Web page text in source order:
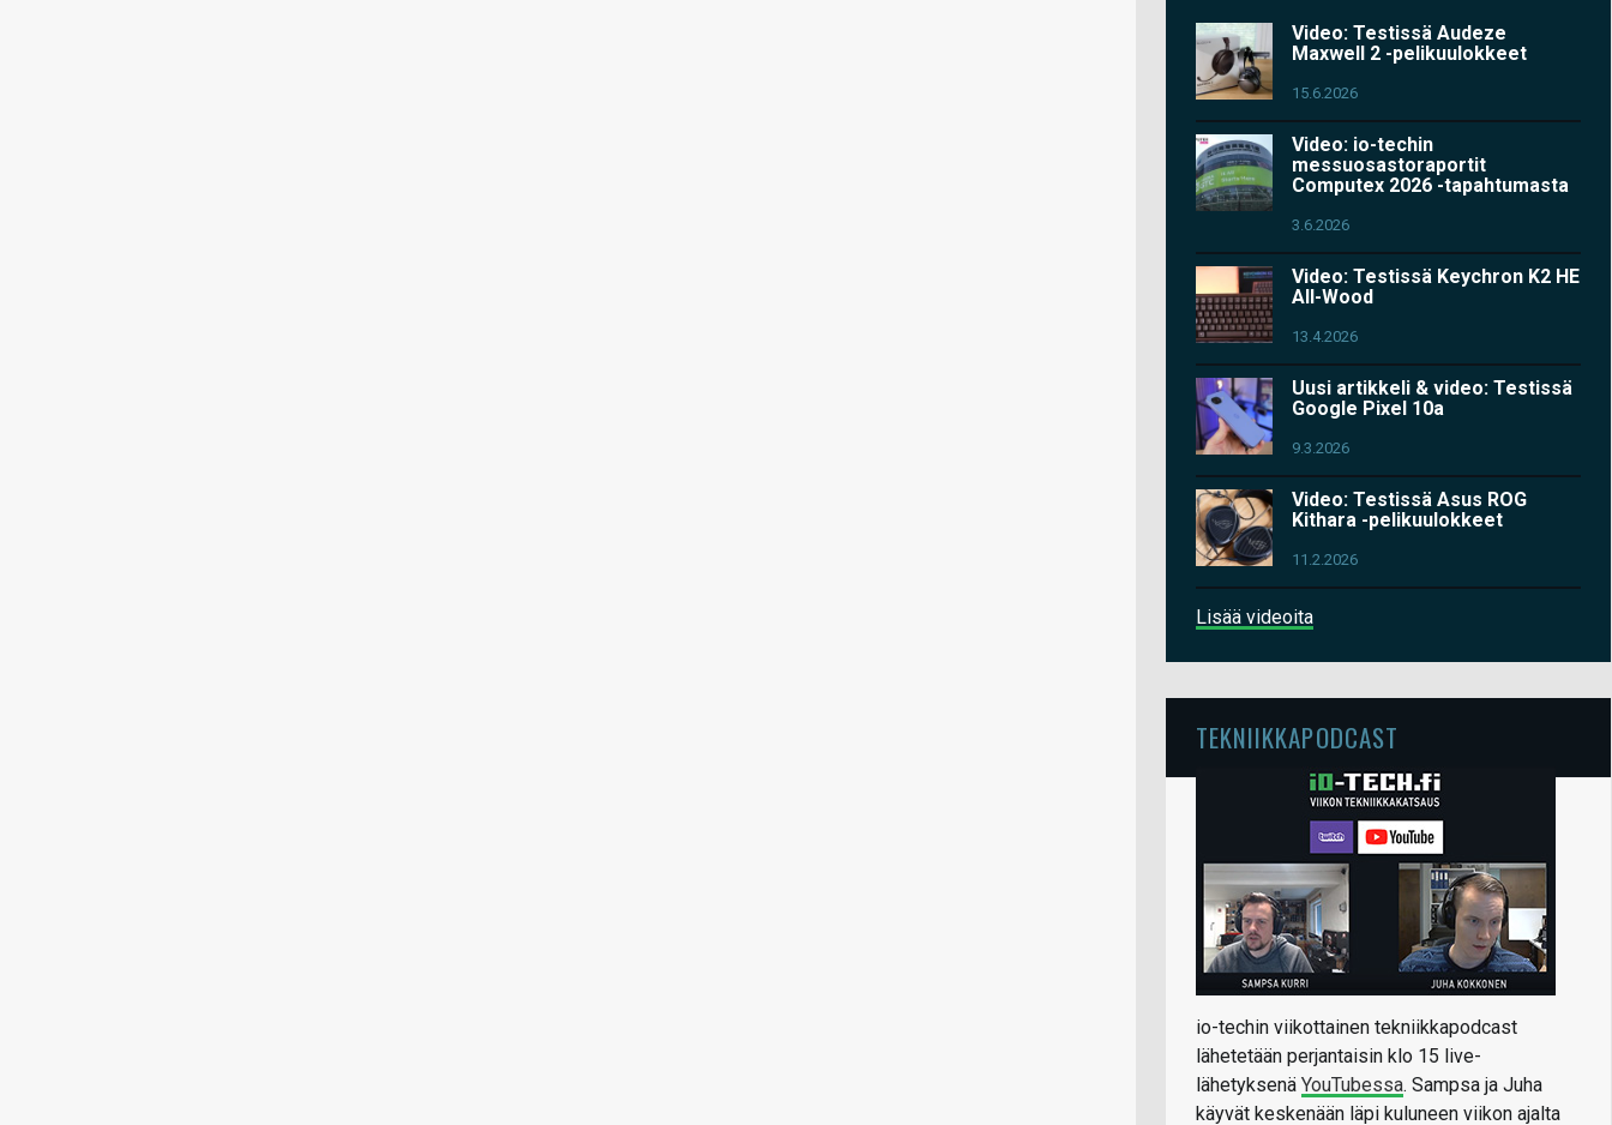
Video: Testissä Audeze
Maxwell 2 -pelikuulokkeet
15.6.2026
Video: io-techin
messuosastoraportit
Computex 2026 -tapahtumasta
3.6.2026
Video: Testissä Keychron K2 HE
All-Wood
13.4.2026
Uusi artikkeli & video: Testissä
Google Pixel 10a
9.3.2026
Video: Testissä Asus ROG
Kithara -pelikuulokkeet
11.2.2026
Lisää videoita
TEKNIIKKAPODCAST
io-techin viikottainen tekniikkapodcast
lähetetään perjantaisin klo 15 live-
lähetyksenä YouTubessa. Sampsa ja Juha
käyvät keskenään läpi kuluneen viikon ajalta